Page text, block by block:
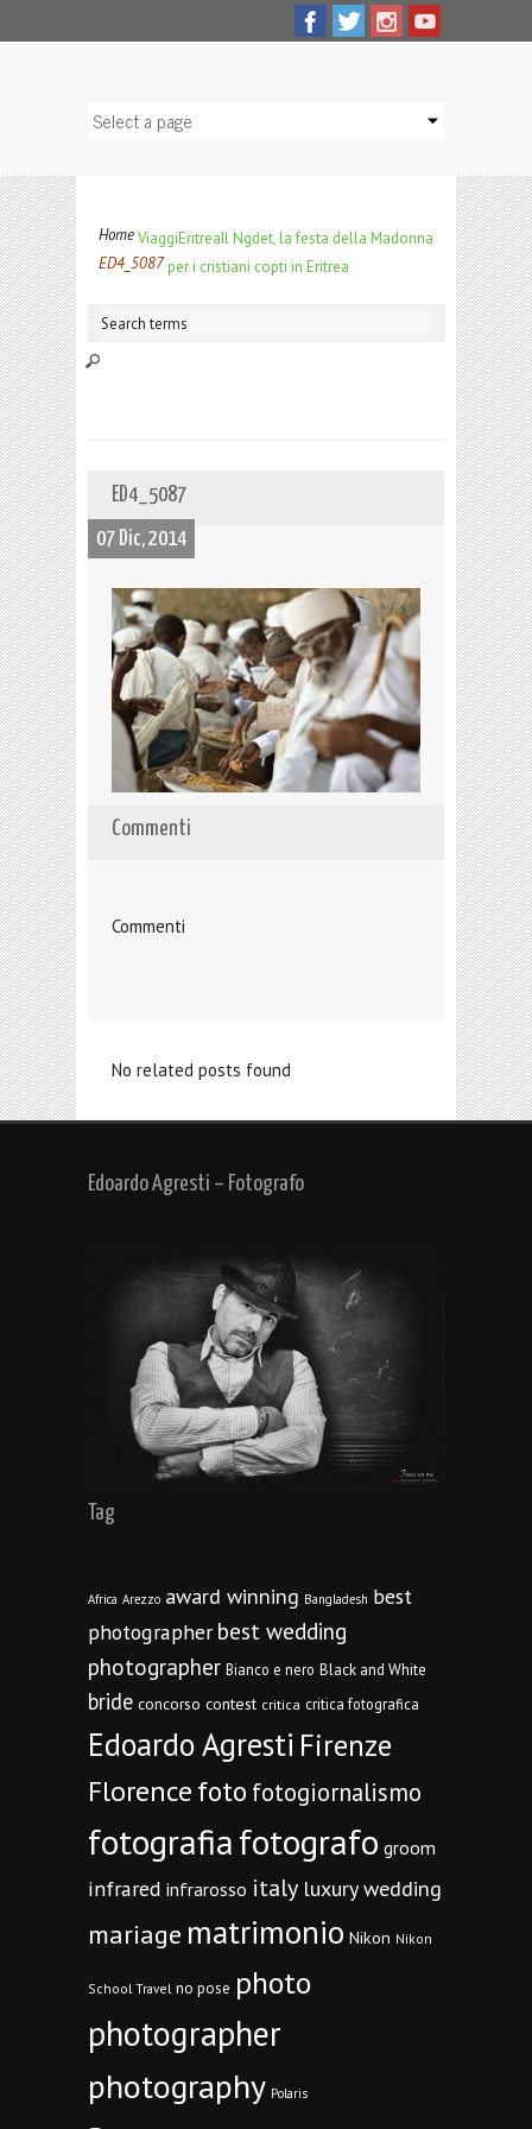
HomeViaggiEritreaIl Ngdet, la festa della Madonna
per i cristiani copti in Eritrea
ED4_5087
ED4_5087
07 Dic, 2014
Commenti
Commenti
No related posts found
Edoardo Agresti – Fotografo
Tag
Africa Arezzo award winning Bangladesh best
photographer best wedding
photographer Bianco e nero Black and White
bride concorso contest critica critica fotografica
Edoardo Agresti Firenze
Florencefoto fotogiornalismo
fotografiafotografo groom
infrared infrarosso italy luxury wedding
mariage matrimonio Nikon Nikon
School Travel no pose photo
photographer
photography Polaris